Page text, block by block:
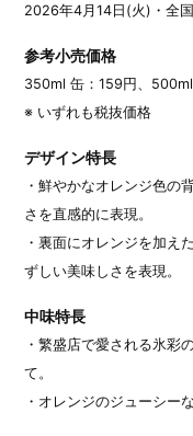
2026年4月14日(火)・全国
参考小売価格
350ml 缶：159円、
※ いずれも税抜価格
デザイン特長
・鮮やかなオレンジ色の
さを直感的に表現。
・裏面にオレンジを加え
ずしい美味しさを表現。
中味特長
・繁盛店で愛される氷彩
て。
・オレンジのジューシー